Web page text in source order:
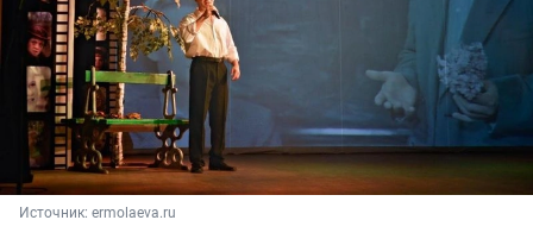
Источник: ermolaeva.ru